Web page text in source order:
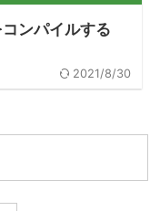
ンパイルする
2021/8/30